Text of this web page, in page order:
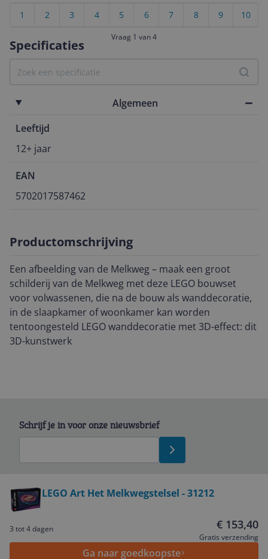
Specificaties
Algemeen
Leeftijd
12+ jaar
EAN
5702017587462
Productomschrijving
Een afbeelding van de Melkweg – maak een groot
schilderij van de Melkweg met deze LEGO bouwset
voor volwassenen, die na de bouw als wanddecoratie,
in de slaapkamer of woonkamer kan worden
tentoongesteld LEGO wanddecoratie met 3D-effect: dit
3D-kunstwerk
10
9
8
7
6
5
4
3
2
1
Vraag 1 van 4
LEGO Art Het Melkwegstelsel - 31212
3 tot 4 dagen € 153,40
Gratis verzending
Ga naar goedkoopste
Schrijf je in voor onze nieuwsbrief